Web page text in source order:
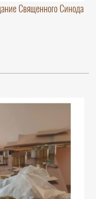
Священного Синода